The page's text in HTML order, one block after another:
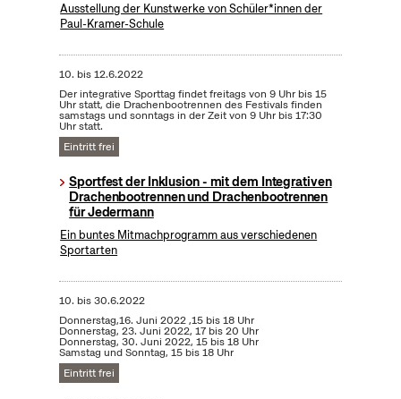
Ausstellung der Kunstwerke von Schüler*innen der
Paul-Kramer-Schule
10. bis12.6.2022
Der integrative Sporttag findet freitags von 9 Uhr bis 15
Uhr statt, die Drachenbootrennen des Festivals finden
samstags und sonntags in der Zeit von 9 Uhr bis 17:30
Uhr statt.
Eintritt frei
Sportfest der Inklusion - mit dem Integrativen
Drachenbootrennen und Drachenbootrennen
für Jedermann
Ein buntes Mitmachprogramm aus verschiedenen
Sportarten
10. bis30.6.2022
Donnerstag,16. Juni 2022 ,15 bis 18 Uhr
Donnerstag, 23. Juni 2022, 17 bis 20 Uhr
Donnerstag, 30. Juni 2022, 15 bis 18 Uhr
Samstag und Sonntag, 15 bis 18 Uhr
Eintritt frei